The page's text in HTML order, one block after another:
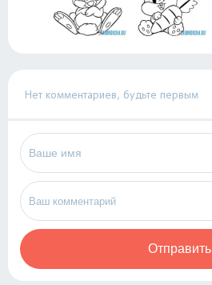
Нет комментариев, будьте первым
Отправить